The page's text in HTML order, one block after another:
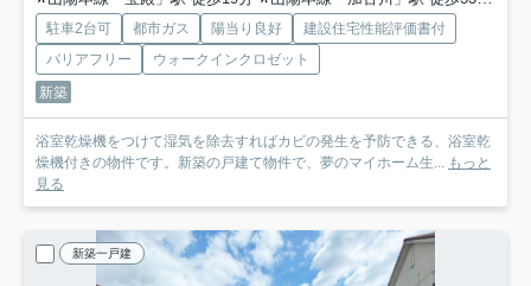
駐車2台可 都市ガス 陽当り良好
建設住宅性能評価書付
バリアフリー
ウォークインクロゼット
新築
浴室乾燥機をつけて湿気を除去すればカビの発生を予防できる、浴室乾
燥機付きの物件です。新築の戸建て物件で、夢のマイホーム生...
もっと
見る
新築一戸建